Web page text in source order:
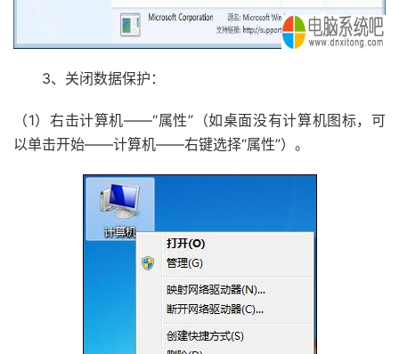
3、关闭数据保护：
（1）右击计算机——“属性”（如桌面没有计算机图标，可
以单击开始——计算机——右键选择“属性”）。